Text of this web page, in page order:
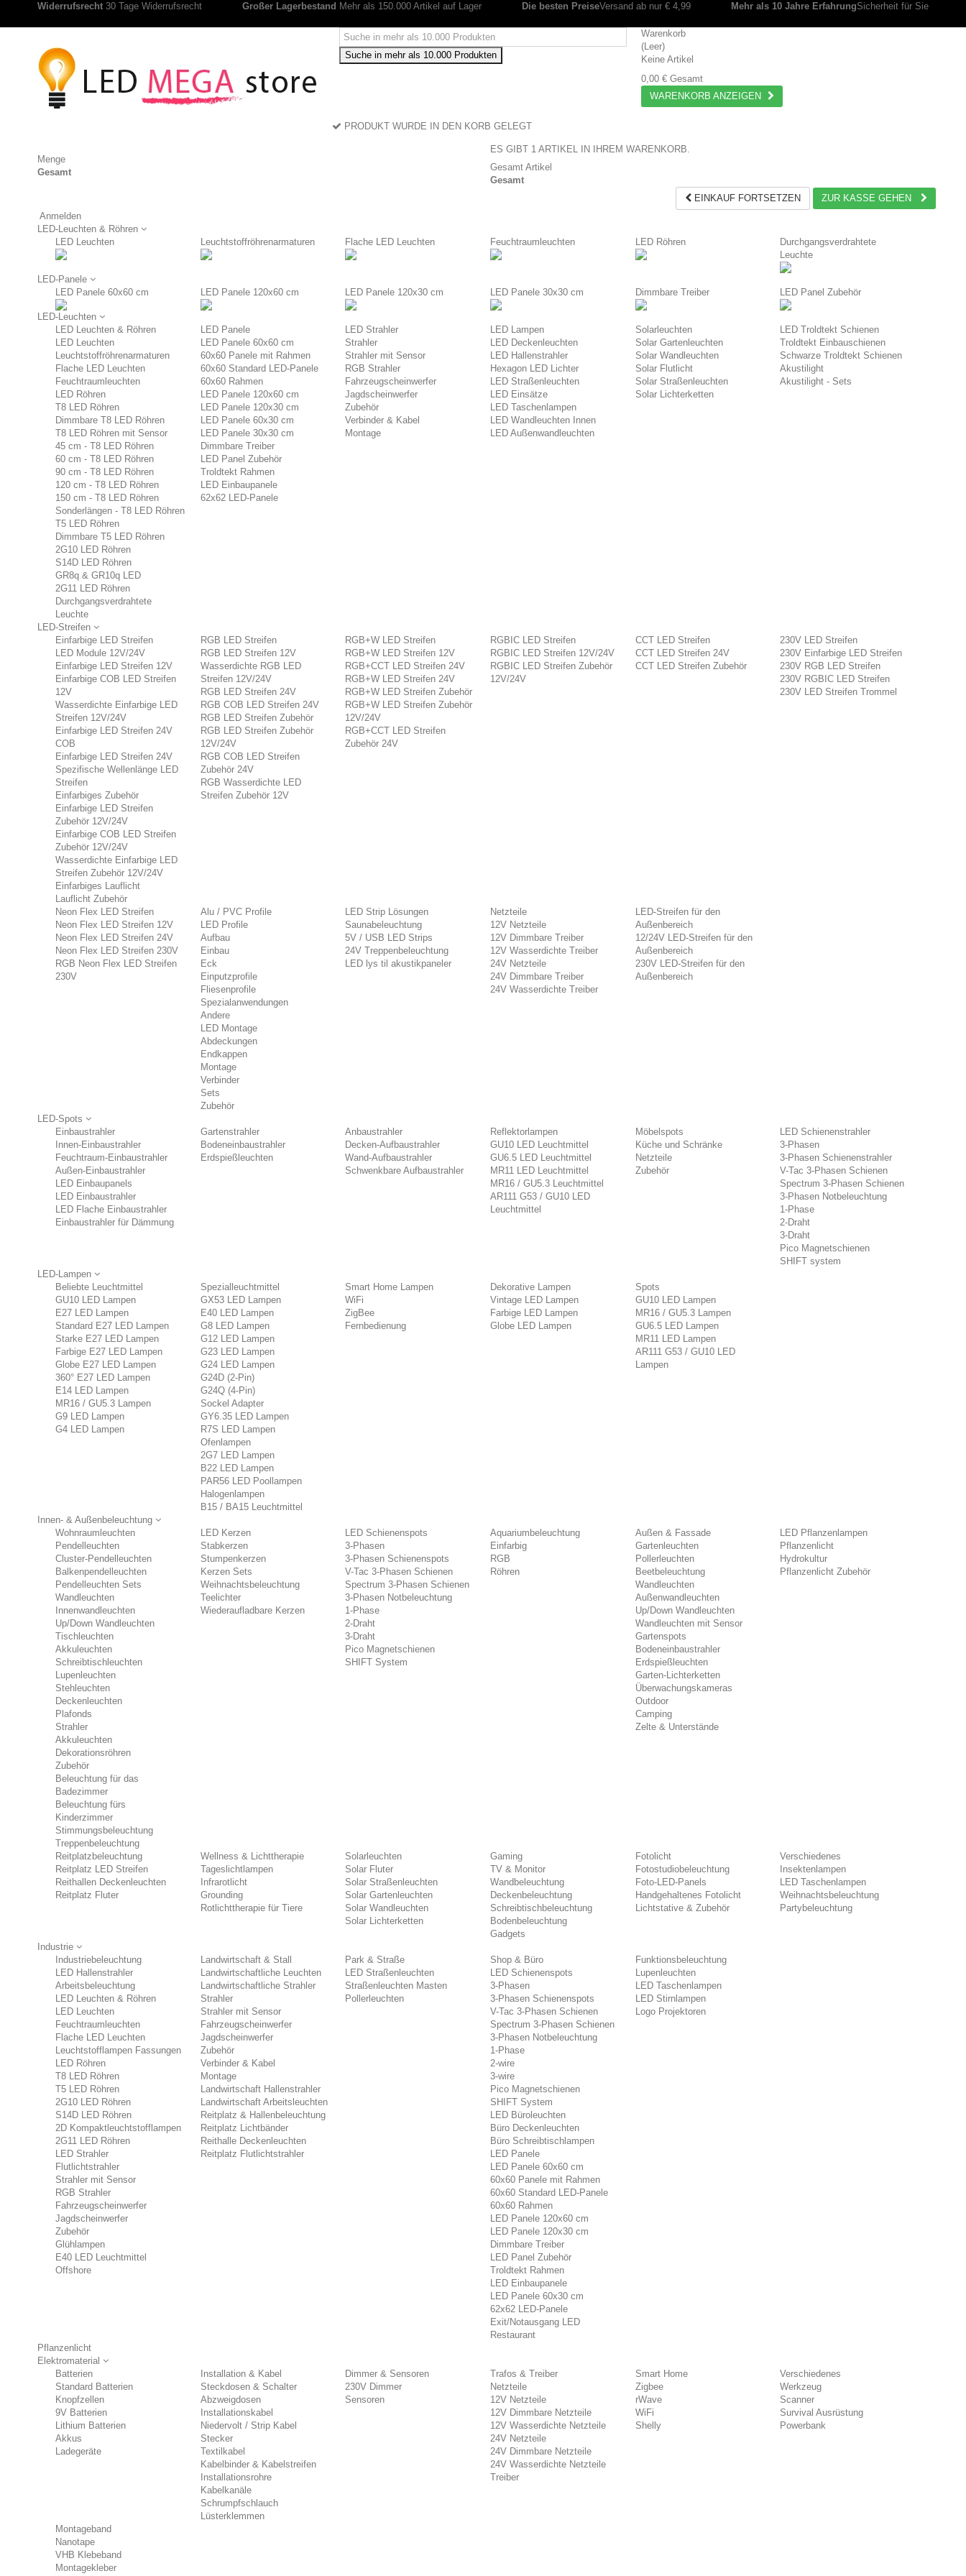
Widerrufsrecht 30 Tage Widerrufsrecht Großer Lagerbestand Mehr als 150.000 Artikel auf Lager Die besten PreiseVersand ab nur € 4,99 Mehr als 10 Jahre ErfahrungSicherheit für Sie
Suche in mehr als 10.000 Produkten
Warenkorb
(Leer)
Keine Artikel
0,00 € Gesamt
WARENKORB ANZEIGEN
PRODUKT WURDE IN DEN KORB GELEGT
Menge
Gesamt
ES GIBT 1 ARTIKEL IN IHREM WARENKORB.
Gesamt Artikel
Gesamt
EINKAUF FORTSETZEN
ZUR KASSE GEHEN
Anmelden
LED-Leuchten & Röhren
LED Leuchten
Leuchtstoffröhrenarmaturen Flache LED Leuchten Feuchtraumleuchten LED Röhren
Durchgangsverdrahtete
Leuchte
LED-Panele
LED Panele 60x60 cm
LED Panele 120x60 cm LED Panele 120x30 cm LED Panele 30x30 cm Dimmbare Treiber LED Panel Zubehör
LED-Leuchten
LED Leuchten & Röhren
LED Leuchten
Leuchtstoffröhrenarmaturen
Flache LED Leuchten
Feuchtraumleuchten
LED Röhren
T8 LED Röhren
Dimmbare T8 LED Röhren
T8 LED Röhren mit Sensor
45 cm - T8 LED Röhren
60 cm - T8 LED Röhren
90 cm - T8 LED Röhren
120 cm - T8 LED Röhren
150 cm - T8 LED Röhren
Sonderlängen - T8 LED Röhren
T5 LED Röhren
Dimmbare T5 LED Röhren
2G10 LED Röhren
S14D LED Röhren
GR8q & GR10q LED
2G11 LED Röhren
Durchgangsverdrahtete
Leuchte
LED Panele
LED Panele 60x60 cm
60x60 Panele mit Rahmen
60x60 Standard LED-Panele
60x60 Rahmen
LED Panele 120x60 cm
LED Panele 120x30 cm
LED Panele 60x30 cm
LED Panele 30x30 cm
Dimmbare Treiber
LED Panel Zubehör
Troldtekt Rahmen
LED Einbaupanele
62x62 LED-Panele
LED Strahler
Strahler
Strahler mit Sensor
RGB Strahler
Fahrzeugscheinwerfer
Jagdscheinwerfer
Zubehör
Verbinder & Kabel
Montage
LED Lampen
LED Deckenleuchten
LED Hallenstrahler
Hexagon LED Lichter
LED Straßenleuchten
LED Einsätze
LED Taschenlampen
LED Wandleuchten Innen
LED Außenwandleuchten
Solarleuchten
Solar Gartenleuchten
Solar Wandleuchten
Solar Flutlicht
Solar Straßenleuchten
Solar Lichterketten
LED Troldtekt Schienen
Troldtekt Einbauschienen
Schwarze Troldtekt Schienen
Akustilight
Akustilight - Sets
LED-Streifen
Einfarbige LED Streifen
LED Module 12V/24V
Einfarbige LED Streifen 12V
Einfarbige COB LED Streifen
12V
Wasserdichte Einfarbige LED
Streifen 12V/24V
Einfarbige LED Streifen 24V
COB
Einfarbige LED Streifen 24V
Spezifische Wellenlänge LED
Streifen
Einfarbiges Zubehör
Einfarbige LED Streifen
Zubehör 12V/24V
Einfarbige COB LED Streifen
Zubehör 12V/24V
Wasserdichte Einfarbige LED
Streifen Zubehör 12V/24V
Einfarbiges Lauflicht
Lauflicht Zubehör
RGB LED Streifen
RGB LED Streifen 12V
Wasserdichte RGB LED
Streifen 12V/24V
RGB LED Streifen 24V
RGB COB LED Streifen 24V
RGB LED Streifen Zubehör
RGB LED Streifen Zubehör
12V/24V
RGB COB LED Streifen
Zubehör 24V
RGB Wasserdichte LED
Streifen Zubehör 12V
RGB+W LED Streifen
RGB+W LED Streifen 12V
RGB+CCT LED Streifen 24V
RGB+W LED Streifen 24V
RGB+W LED Streifen Zubehör
RGB+W LED Streifen Zubehör
12V/24V
RGB+CCT LED Streifen
Zubehör 24V
RGBIC LED Streifen
RGBIC LED Streifen 12V/24V
RGBIC LED Streifen Zubehör
12V/24V
CCT LED Streifen
CCT LED Streifen 24V
CCT LED Streifen Zubehör
230V LED Streifen
230V Einfarbige LED Streifen
230V RGB LED Streifen
230V RGBIC LED Streifen
230V LED Streifen Trommel
Neon Flex LED Streifen
Neon Flex LED Streifen 12V
Neon Flex LED Streifen 24V
Neon Flex LED Streifen 230V
RGB Neon Flex LED Streifen
230V
Alu / PVC Profile
LED Profile
Aufbau
Einbau
Eck
Einputzprofile
Fliesenprofile
Spezialanwendungen
Andere
LED Montage
Abdeckungen
Endkappen
Montage
Verbinder
Sets
Zubehör
LED Strip Lösungen
Saunabeleuchtung
5V / USB LED Strips
24V Treppenbeleuchtung
LED lys til akustikpaneler
Netzteile
12V Netzteile
12V Dimmbare Treiber
12V Wasserdichte Treiber
24V Netzteile
24V Dimmbare Treiber
24V Wasserdichte Treiber
LED-Streifen für den
Außenbereich
12/24V LED-Streifen für den
Außenbereich
230V LED-Streifen für den
Außenbereich
LED-Spots
Einbaustrahler
Innen-Einbaustrahler
Feuchtraum-Einbaustrahler
Außen-Einbaustrahler
LED Einbaupanels
LED Einbaustrahler
LED Flache Einbaustrahler
Einbaustrahler für Dämmung
Gartenstrahler
Bodeneinbaustrahler
Erdspießleuchten
Anbaustrahler
Decken-Aufbaustrahler
Wand-Aufbaustrahler
Schwenkbare Aufbaustrahler
Reflektorlampen
GU10 LED Leuchtmittel
GU6.5 LED Leuchtmittel
MR11 LED Leuchtmittel
MR16 / GU5.3 Leuchtmittel
AR111 G53 / GU10 LED
Leuchtmittel
Möbelspots
Küche und Schränke
Netzteile
Zubehör
LED Schienenstrahler
3-Phasen
3-Phasen Schienenstrahler
V-Tac 3-Phasen Schienen
Spectrum 3-Phasen Schienen
3-Phasen Notbeleuchtung
1-Phase
2-Draht
3-Draht
Pico Magnetschienen
SHIFT system
LED-Lampen
Beliebte Leuchtmittel
GU10 LED Lampen
E27 LED Lampen
Standard E27 LED Lampen
Starke E27 LED Lampen
Farbige E27 LED Lampen
Globe E27 LED Lampen
360° E27 LED Lampen
E14 LED Lampen
MR16 / GU5.3 Lampen
G9 LED Lampen
G4 LED Lampen
Spezialleuchtmittel
GX53 LED Lampen
E40 LED Lampen
G8 LED Lampen
G12 LED Lampen
G23 LED Lampen
G24 LED Lampen
G24D (2-Pin)
G24Q (4-Pin)
Sockel Adapter
GY6.35 LED Lampen
R7S LED Lampen
Ofenlampen
2G7 LED Lampen
B22 LED Lampen
PAR56 LED Poollampen
Halogenlampen
B15 / BA15 Leuchtmittel
Smart Home Lampen
WiFi
ZigBee
Fernbedienung
Dekorative Lampen
Vintage LED Lampen
Farbige LED Lampen
Globe LED Lampen
Spots
GU10 LED Lampen
MR16 / GU5.3 Lampen
GU6.5 LED Lampen
MR11 LED Lampen
AR111 G53 / GU10 LED
Lampen
Innen- & Außenbeleuchtung
Wohnraumleuchten
Pendelleuchten
Cluster-Pendelleuchten
Balkenpendelleuchten
Pendelleuchten Sets
Wandleuchten
Innenwandleuchten
Up/Down Wandleuchten
Tischleuchten
Akkuleuchten
Schreibtischleuchten
Lupenleuchten
Stehleuchten
Deckenleuchten
Plafonds
Strahler
Akkuleuchten
Dekorationsröhren
Zubehör
Beleuchtung für das
Badezimmer
Beleuchtung fürs
Kinderzimmer
Stimmungsbeleuchtung
Treppenbeleuchtung
LED Kerzen
Stabkerzen
Stumpenkerzen
Kerzen Sets
Weihnachtsbeleuchtung
Teelichter
Wiederaufladbare Kerzen
LED Schienenspots
3-Phasen
3-Phasen Schienenspots
V-Tac 3-Phasen Schienen
Spectrum 3-Phasen Schienen
3-Phasen Notbeleuchtung
1-Phase
2-Draht
3-Draht
Pico Magnetschienen
SHIFT System
Aquariumbeleuchtung
Einfarbig
RGB
Röhren
Außen & Fassade
Gartenleuchten
Pollerleuchten
Beetbeleuchtung
Wandleuchten
Außenwandleuchten
Up/Down Wandleuchten
Wandleuchten mit Sensor
Gartenspots
Bodeneinbaustrahler
Erdspießleuchten
Garten-Lichterketten
Überwachungskameras
Outdoor
Camping
Zelte & Unterstände
LED Pflanzenlampen
Pflanzenlicht
Hydrokultur
Pflanzenlicht Zubehör
Reitplatzbeleuchtung
Reitplatz LED Streifen
Reithallen Deckenleuchten
Reitplatz Fluter
Wellness & Lichttherapie
Tageslichtlampen
Infrarotlicht
Grounding
Rotlichttherapie für Tiere
Solarleuchten
Solar Fluter
Solar Straßenleuchten
Solar Gartenleuchten
Solar Wandleuchten
Solar Lichterketten
Gaming
TV & Monitor
Wandbeleuchtung
Deckenbeleuchtung
Schreibtischbeleuchtung
Bodenbeleuchtung
Gadgets
Fotolicht
Fotostudiobeleuchtung
Foto-LED-Panels
Handgehaltenes Fotolicht
Lichtstative & Zubehör
Verschiedenes
Insektenlampen
LED Taschenlampen
Weihnachtsbeleuchtung
Partybeleuchtung
Industrie
Industriebeleuchtung
LED Hallenstrahler
Arbeitsbeleuchtung
LED Leuchten & Röhren
LED Leuchten
Feuchtraumleuchten
Flache LED Leuchten
Leuchtstofflampen Fassungen
LED Röhren
T8 LED Röhren
T5 LED Röhren
2G10 LED Röhren
S14D LED Röhren
2D Kompaktleuchtstofflampen
2G11 LED Röhren
LED Strahler
Flutlichtstrahler
Strahler mit Sensor
RGB Strahler
Fahrzeugscheinwerfer
Jagdscheinwerfer
Zubehör
Glühlampen
E40 LED Leuchtmittel
Offshore
Landwirtschaft & Stall
Landwirtschaftliche Leuchten
Landwirtschaftliche Strahler
Strahler
Strahler mit Sensor
Fahrzeugscheinwerfer
Jagdscheinwerfer
Zubehör
Verbinder & Kabel
Montage
Landwirtschaft Hallenstrahler
Landwirtschaft Arbeitsleuchten
Reitplatz & Hallenbeleuchtung
Reitplatz Lichtbänder
Reithalle Deckenleuchten
Reitplatz Flutlichtstrahler
Park & Straße
LED Straßenleuchten
Straßenleuchten Masten
Pollerleuchten
Shop & Büro
LED Schienenspots
3-Phasen
3-Phasen Schienenspots
V-Tac 3-Phasen Schienen
Spectrum 3-Phasen Schienen
3-Phasen Notbeleuchtung
1-Phase
2-wire
3-wire
Pico Magnetschienen
SHIFT System
LED Büroleuchten
Büro Deckenleuchten
Büro Schreibtischlampen
LED Panele
LED Panele 60x60 cm
60x60 Panele mit Rahmen
60x60 Standard LED-Panele
60x60 Rahmen
LED Panele 120x60 cm
LED Panele 120x30 cm
Dimmbare Treiber
LED Panel Zubehör
Troldtekt Rahmen
LED Einbaupanele
LED Panele 60x30 cm
62x62 LED-Panele
Exit/Notausgang LED
Restaurant
Funktionsbeleuchtung
Lupenleuchten
LED Taschenlampen
LED Stirnlampen
Logo Projektoren
Pflanzenlicht
Elektromaterial
Batterien
Standard Batterien
Knopfzellen
9V Batterien
Lithium Batterien
Akkus
Ladegeräte
Installation & Kabel
Steckdosen & Schalter
Abzweigdosen
Installationskabel
Niedervolt / Strip Kabel
Stecker
Textilkabel
Kabelbinder & Kabelstreifen
Installationsrohre
Kabelkanäle
Schrumpfschlauch
Lüsterklemmen
Dimmer & Sensoren
230V Dimmer
Sensoren
Trafos & Treiber
Netzteile
12V Netzteile
12V Dimmbare Netzteile
12V Wasserdichte Netzteile
24V Netzteile
24V Dimmbare Netzteile
24V Wasserdichte Netzteile
Treiber
Smart Home
Zigbee
rWave
WiFi
Shelly
Verschiedenes
Werkzeug
Scanner
Survival Ausrüstung
Powerbank
Montageband
Nanotape
VHB Klebeband
Montagekleber